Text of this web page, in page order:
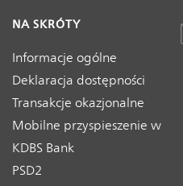
NA SKRÓTY
Informacje ogólne
Deklaracja dostępności
Transakcje okazjonalne
Mobilne przyspieszenie w
KDBS Bank
PSD2